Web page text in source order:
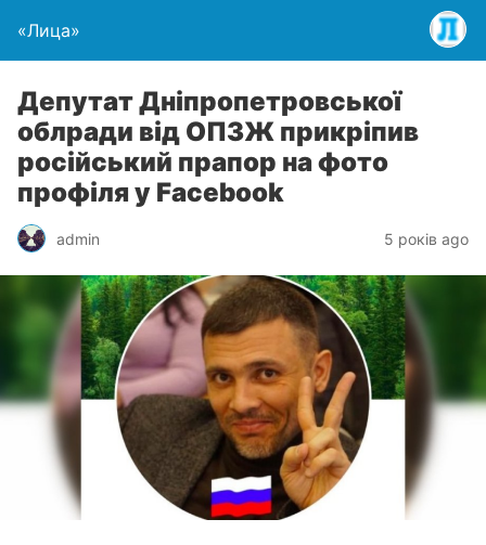
«Лица»
Депутат Дніпропетровської
облради від ОПЗЖ прикріпив
російський прапор на фото
профіля у Facebook
admin 5 років ago